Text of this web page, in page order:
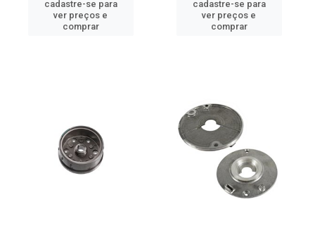
cadastre-se para
ver preços e
comprar
cadastre-se para
ver preços e
comprar